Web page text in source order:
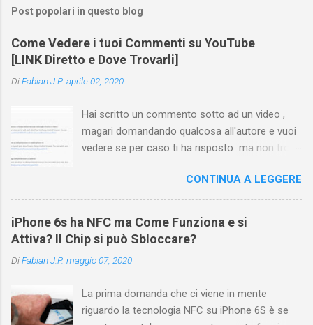
Post popolari in questo blog
Come Vedere i tuoi Commenti su YouTube
[LINK Diretto e Dove Trovarli]
DiFabian J.P. aprile 02, 2020
Hai scritto un commento sotto ad un video ,
magari domandando qualcosa all'autore e vuoi
vedere se per caso ti ha risposto ma non trovi
nessuna voce del tipo " cronologia commenti
YouTube " o cose simili? Vuoi sapere come
farlo sia se accedi dal tuo computer (PC/Mac)
oppure tramite smartphone (Android o iPhone)
usando l'app ? In questa guida ti mostrerò dove
trovare i propri commenti di YouTube , ossia
Ovviamente la risposta é positiva ma mi ci è
voluto un bel po' di tempo prima di trovare
CONTINUA A LEGGERE
iPhone 6s ha NFC ma Come Funziona e si
Attiva? Il Chip si può Sbloccare?
DiFabian J.P. maggio 07, 2020
La prima domanda che ci viene in mente
riguardo la tecnologia NFC su iPhone 6S è se